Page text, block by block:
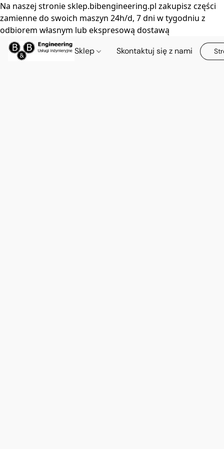
Na naszej stronie sklep.bibengineering.pl zakupisz części
zamienne do swoich maszyn 24h/d, 7 dni w tygodniu z
odbiorem własnym lub ekspresową dostawą
Sklep Skontaktuj się z nami